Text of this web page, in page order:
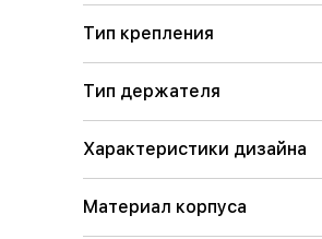
Тип крепления
Тип держателя
Характеристики дизайна
Материал корпуса